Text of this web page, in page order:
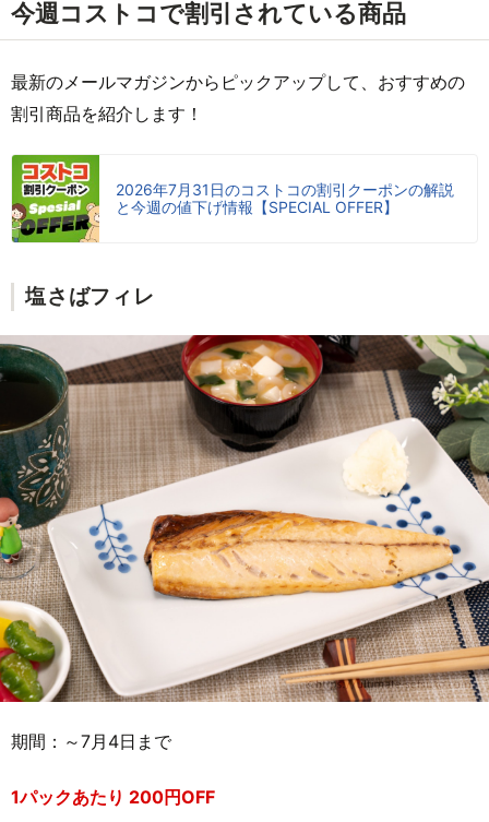
今週コストコで割引されている商品
最新のメールマガジンからピックアップして、おすすめの
割引商品を紹介します！
2026年7月31日のコストコの割引クーポンの解説
と今週の値下げ情報【SPECIAL OFFER】
塩さばフィレ
期間：～7月4日まで
1パックあたり 200円OFF